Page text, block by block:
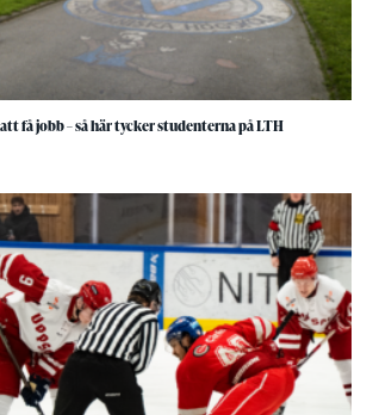
få jobb – så här tycker studenterna på LTH